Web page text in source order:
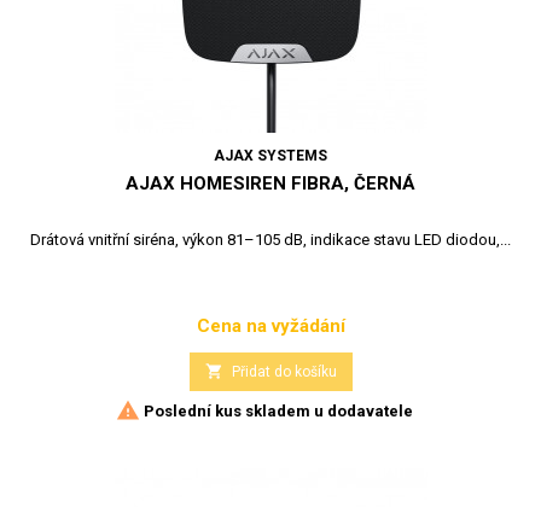
AJAX SYSTEMS
AJAX HOMESIREN FIBRA, ČERNÁ
Drátová vnitřní siréna, výkon 81–105 dB, indikace stavu LED diodou,...
Cena
Cena na vyžádání
 Přidat do košíku
 Poslední kus skladem u dodavatele